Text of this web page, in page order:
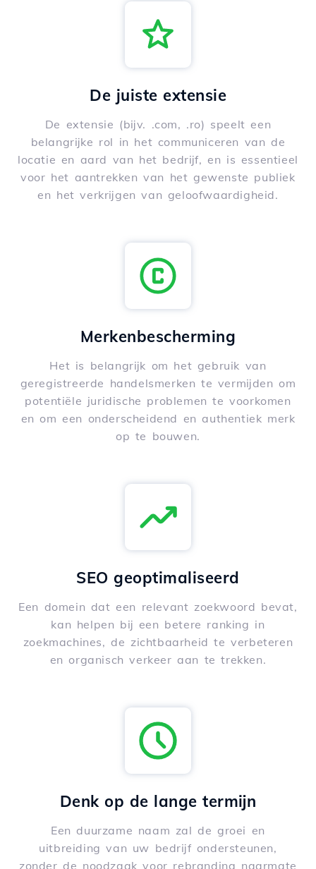
De juiste extensie
De extensie (bijv. .com, .ro) speelt een
belangrijke rol in het communiceren van de
locatie en aard van het bedrijf, en is essentieel
voor het aantrekken van het gewenste publiek
en het verkrijgen van geloofwaardigheid.
Merkenbescherming
Het is belangrijk om het gebruik van
geregistreerde handelsmerken te vermijden om
potentiële juridische problemen te voorkomen
en om een onderscheidend en authentiek merk
op te bouwen.
SEO geoptimaliseerd
Een domein dat een relevant zoekwoord bevat,
kan helpen bij een betere ranking in
zoekmachines, de zichtbaarheid te verbeteren
en organisch verkeer aan te trekken.
Denk op de lange termijn
Een duurzame naam zal de groei en
uitbreiding van uw bedrijf ondersteunen,
zonder de noodzaak voor rebranding naarmate